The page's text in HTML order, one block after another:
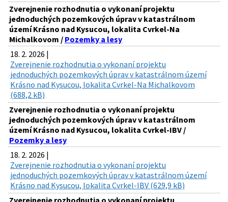
Zverejnenie rozhodnutia o vykonaní projektu
jednoduchých pozemkových úprav v katastrálnom
území Krásno nad Kysucou, lokalita Cvrkel-Na
Michalkovom / Pozemky a lesy
18. 2. 2026 |
Zverejnenie rozhodnutia o vykonaní projektu
jednoduchých pozemkových úprav v katastrálnom území
Krásno nad Kysucou, lokalita Cvrkel-Na Michalkovom
(688,2 kB)
Zverejnenie rozhodnutia o vykonaní projektu
jednoduchých pozemkových úprav v katastrálnom
území Krásno nad Kysucou, lokalita Cvrkel-IBV /
Pozemky a lesy
18. 2. 2026 |
Zverejnenie rozhodnutia o vykonaní projektu
jednoduchých pozemkových úprav v katastrálnom území
Krásno nad Kysucou, lokalita Cvrkel-IBV (629,9 kB)